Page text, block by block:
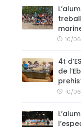
10/
4t
de
10/